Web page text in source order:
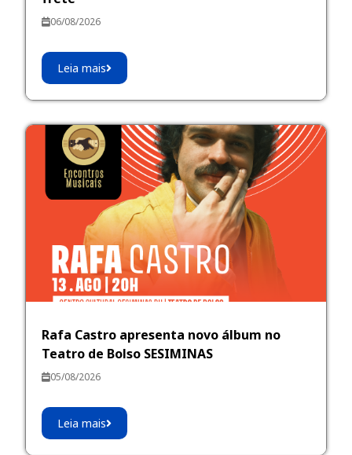
06/08/2026
Leia mais
Rafa Castro apresenta novo álbum no
Teatro de Bolso SESIMINAS
05/08/2026
Leia mais